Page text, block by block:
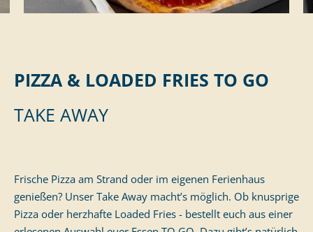
PIZZA & LOADED FRIES TO GO
TAKE AWAY
Frische Pizza am Strand oder im eigenen Ferienhaus
genießen? Unser Take Away macht’s möglich. Ob knusprige
Pizza oder herzhafte Loaded Fries - bestellt euch aus einer